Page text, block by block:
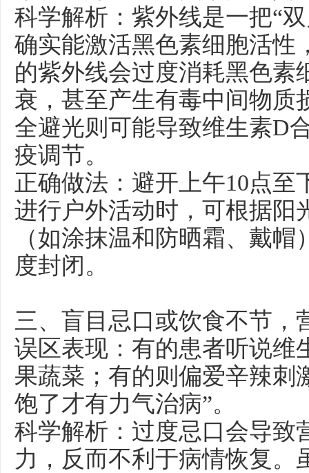
科学解析：紫外线是一把“
确实能激活黑色素细胞活性
的紫外线会过度消耗黑色素
衰，甚至产生有毒中间物质
全避光则可能导致维生素D
疫调节。
正确做法：避开上午10点至
进行户外活动时，可根据阳
（如涂抹温和防晒霜、戴
度封闭。
三、盲目忌口或饮食不节，
误区表现：有的患者听说维
果蔬菜；有的则偏爱辛辣刺
饱了才有力气治病”。
科学解析：过度忌口会导致
力，反而不利于病情恢复。